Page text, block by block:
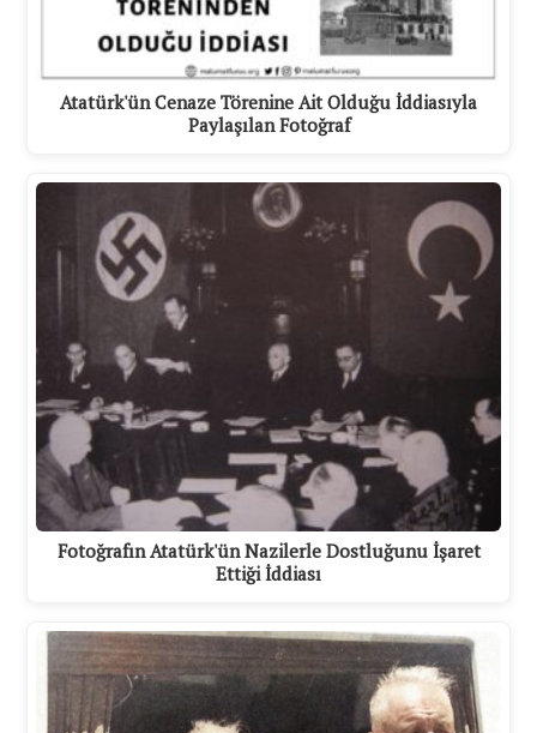
Atatürk'ün Cenaze Törenine Ait Olduğu İddiasıyla
Paylaşılan Fotoğraf
Fotoğrafın Atatürk'ün Nazilerle Dostluğunu İşaret
Ettiği İddiası